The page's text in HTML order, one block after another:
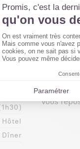
1
Hôtel
Dîner
Vous
vous